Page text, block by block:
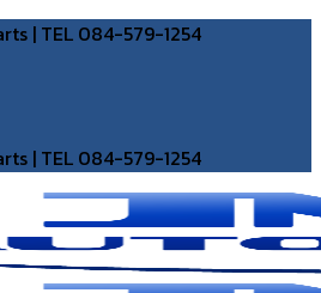
| TEL 084-579-1254
| TEL 084-579-1254